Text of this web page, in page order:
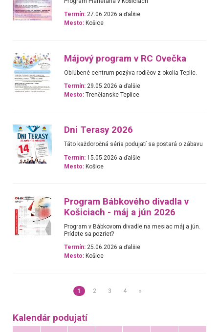
Termín: 27.06.2026 a ďalšie
Mesto: Košice
Májový program v RC Ovečka
Obľúbené centrum pozýva rodičov z okolia Teplíc.
Termín: 29.05.2026 a ďalšie
Mesto: Trenčianske Teplice
Dni Terasy 2026
Táto každoročná séria podujatí sa postará o zábavu
Termín: 15.05.2026 a ďalšie
Mesto: Košice
Program Bábkového divadla v
Košiciach - máj a jún 2026
Program v Bábkovom divadle na mesiac máj a jún.
Prídete sa pozrieť?
Termín: 25.06.2026 a ďalšie
Mesto: Košice
1 2 3 4 »
Kalendár podujatí